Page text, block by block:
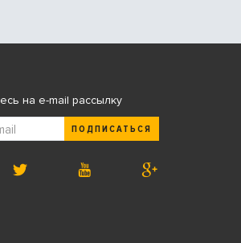
на e-mail рассылку
ПОДПИСАТЬСЯ